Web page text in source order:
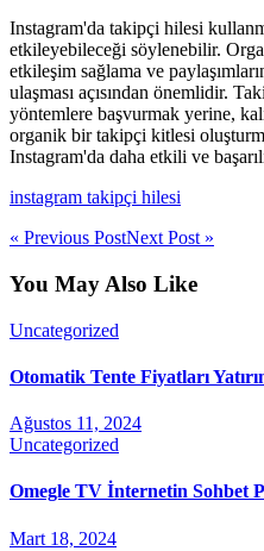
Instagram'da takipçi hilesi
etkileyebileceği söylenebilir.
etkileşim sağlama ve
ulaşması açısından önemlidir.
yöntemlere başvurmak yerine,
organik bir takipçi kitlesi
Instagram'da daha etkili ve
instagram takipçi hilesi
« Previous PostNext Post »
You May Also Like
Uncategorized
Otomatik Tente Fiyatları
Ağustos 11, 2024
Uncategorized
Omegle TV İnternetin Sohbet
Mart 18, 2024